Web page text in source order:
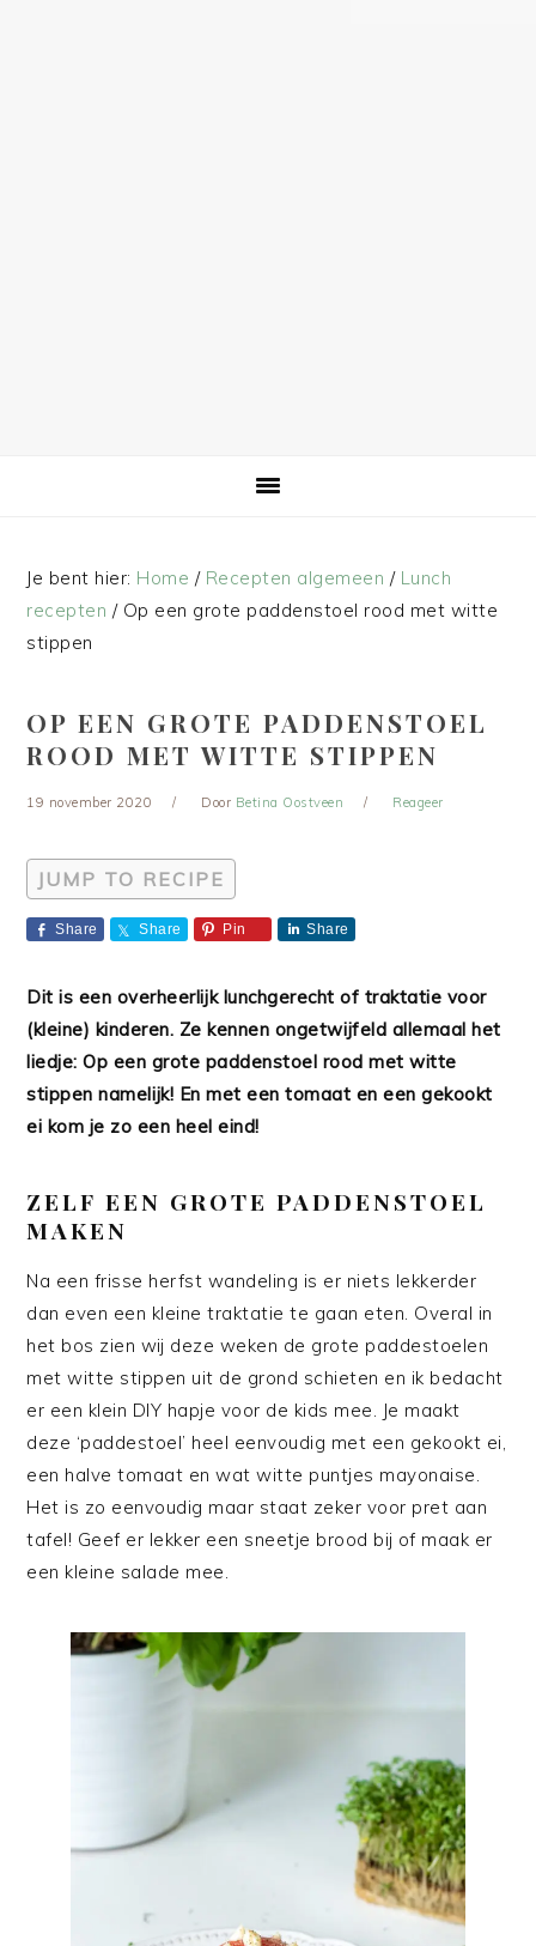
Je bent hier: Home / Recepten algemeen / Lunch
recepten /Op een grote paddenstoel rood met witte
stippen
OP EEN GROTE PADDENSTOEL
ROOD MET WITTE STIPPEN
19 november 2020 Door Betina Oostveen Reageer
JUMP TO RECIPE
Share Share Pin Share
Dit is een overheerlijk lunchgerecht of traktatie voor
(kleine) kinderen. Ze kennen ongetwijfeld allemaal het
liedje: Op een grote paddenstoel rood met witte
stippen namelijk! En met een tomaat en een gekookt
ei kom je zo een heel eind!
ZELF EEN GROTE PADDENSTOEL
MAKEN
Na een frisse herfst wandeling is er niets lekkerder
dan even een kleine traktatie te gaan eten. Overal in
het bos zien wij deze weken de grote paddestoelen
met witte stippen uit de grond schieten en ik bedacht
er een klein DIY hapje voor de kids mee. Je maakt
deze ‘paddestoel’ heel eenvoudig met een gekookt ei,
een halve tomaat en wat witte puntjes mayonaise.
Het is zo eenvoudig maar staat zeker voor pret aan
tafel! Geef er lekker een sneetje brood bij of maak er
een kleine salade mee.